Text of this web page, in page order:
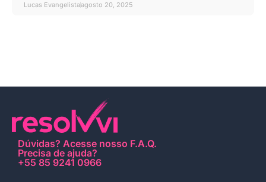
Lucas Evangelistaagosto 20, 2025
Dúvidas? Acesse nosso F.A.Q.
Precisa de ajuda?
+55 85 9241 0966